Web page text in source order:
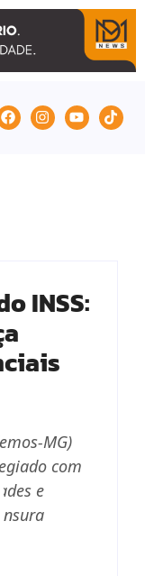
INSS:
MG)
com
e